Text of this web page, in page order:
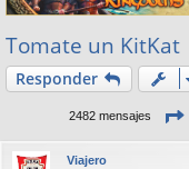
rá
pi
do
Tomate un KitKat
Responder
2482 mensajes
Viajero